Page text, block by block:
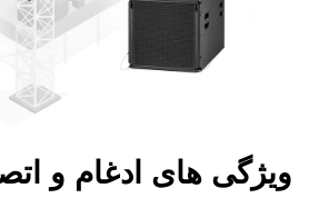
ویژگی های ادغام و